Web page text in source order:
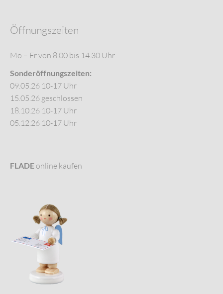
Öffnungszeiten
Mo – Fr von 8.00 bis 14.30 Uhr
Sonderöffnungszeiten:
09.05.26 10-17 Uhr
15.05.26 geschlossen
18.10.26 10-17 Uhr
05.12.26 10-17 Uhr
FLADE online kaufen